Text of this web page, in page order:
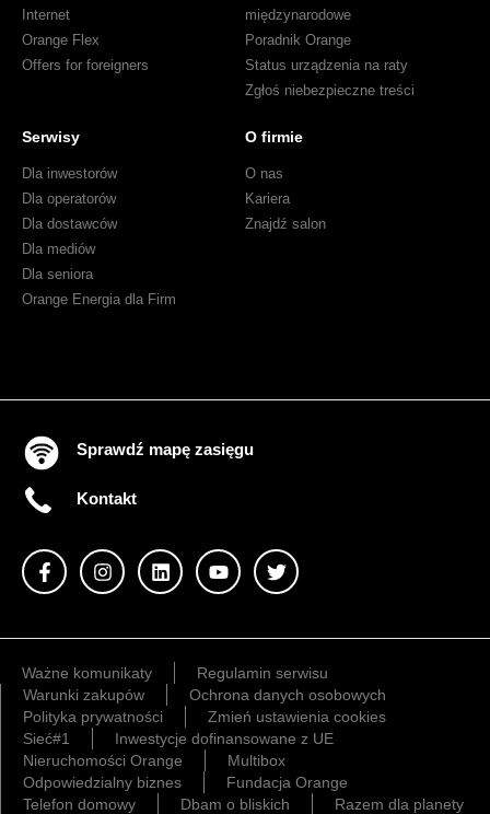
Internet
Orange Flex
Offers for foreigners
międzynarodowe
Poradnik Orange
Status urządzenia na raty
Zgłoś niebezpieczne treści
Serwisy
Dla inwestorów
Dla operatorów
Dla dostawców
Dla mediów
Dla seniora
Orange Energia dla Firm
O firmie
O nas
Kariera
Znajdź salon
Sprawdź mapę zasięgu
Kontakt
Ważne komunikaty
Regulamin serwisu
Warunki zakupów
Ochrona danych osobowych
Polityka prywatności
Zmień ustawienia cookies
Sieć#1
Inwestycje dofinansowane z UE
Nieruchomości Orange
Multibox
Odpowiedzialny biznes
Fundacja Orange
Telefon domowy
Dbam o bliskich Razem dla planety